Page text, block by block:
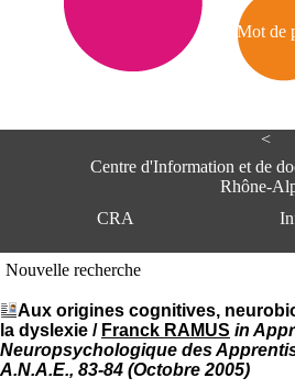
<
Centre d'Information et de
Rhône-
CRA
Nouvelle recherche
Aux origines cognitives,
la dyslexie / Franck RAMUS in
Neuropsychologique des
A.N.A.E., 83-84 (Octobre 2005)
Mot de
e
e
I
n
f
o
r